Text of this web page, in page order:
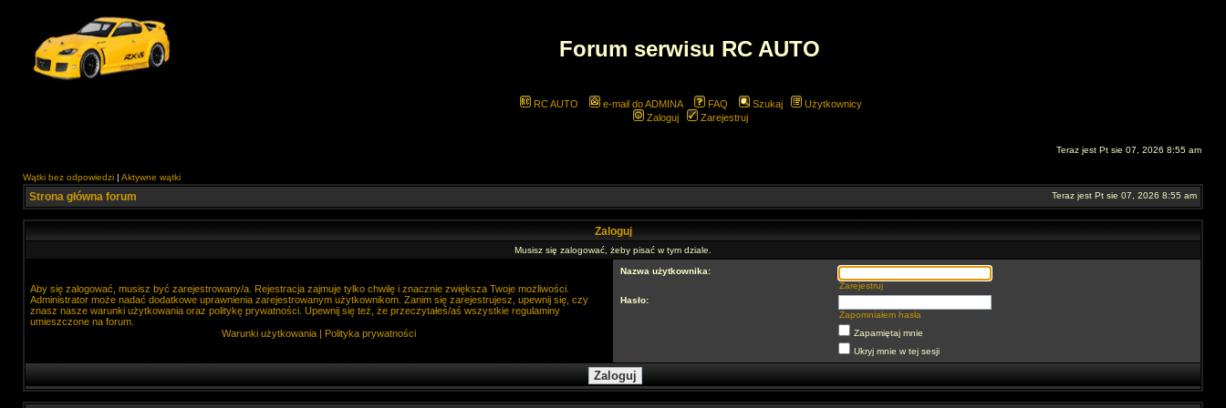
Forum serwisu RC AUTO
RC AUTO e-mail do ADMINA FAQ Szukaj
Użytkownicy
Zaloguj
Zarejestruj
Teraz jest Pt sie 07, 2026 8:55 am
Wątki bez odpowiedzi | Aktywne wątki
Strona główna forum Teraz jest Pt sie 07, 2026 8:55 am
Zaloguj
Musisz się zalogować, żeby pisać w tym dziale.
Aby się zalogować, musisz być zarejestrowany/a. Rejestracja zajmuje tylko chwilę i znacznie zwiększa Twoje możliwości.
Administrator może nadać dodatkowe uprawnienia zarejestrowanym użytkownikom. Zanim się zarejestrujesz, upewnij się, czy
znasz nasze warunki użytkowania oraz politykę prywatności. Upewnij się też, że przeczytałeś/aś wszystkie regulaminy
umieszczone na forum.
Warunki użytkowania | Polityka prywatności
Nazwa użytkownika:
Zarejestruj
Hasło:
Zapomniałem hasła
Zapamiętaj mnie
Ukryj mnie w tej sesji